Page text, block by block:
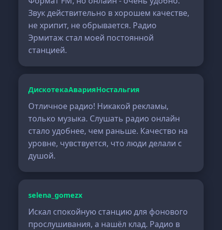
Звук действительно в хорошем качестве,
не хрипит, не обрывается. Радио
Эрмитаж стал моей постоянной
станцией.
ДискотекаАварияНостальгия
Отличное радио! Никакой рекламы,
только музыка. Слушать радио онлайн
стало удобнее, чем раньше. Качество на
уровне, чувствуется, что люди делали с
душой.
selena_gomezx
Искал спокойную станцию для фонового
прослушивания, а нашёл клад. Радио в